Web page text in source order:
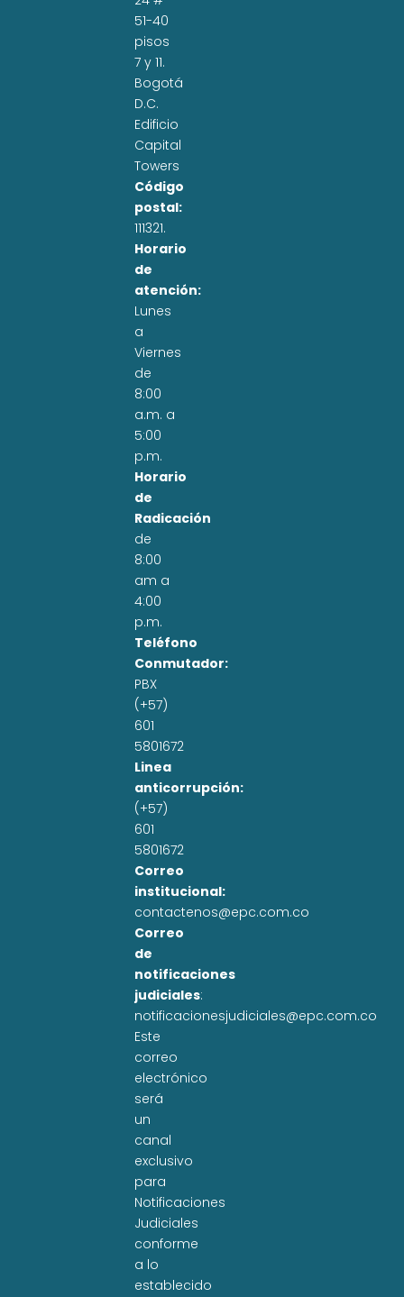
51-40
pisos
7 y 11.
Bogotá
D.C.
Edificio
Capital
Towers
Código
postal:
111321.
Horario
de
atención:
Lunes
a
Viernes
de
8:00
a.m. a
5:00
p.m.
Horario
de
Radicación
de
8:00
am a
4:00
p.m.
Teléfono
Conmutador:
PBX
(+57)
601
5801672
Linea
anticorrupción:
(+57)
601
5801672
Correo
institucional:
contactenos@epc.com.co
Correo
de
notificaciones
judiciales:
notificacionesjudiciales@epc.com.co
Este
correo
electrónico
será
un
canal
exclusivo
para
Notificaciones
Judiciales
conforme
a lo
establecido